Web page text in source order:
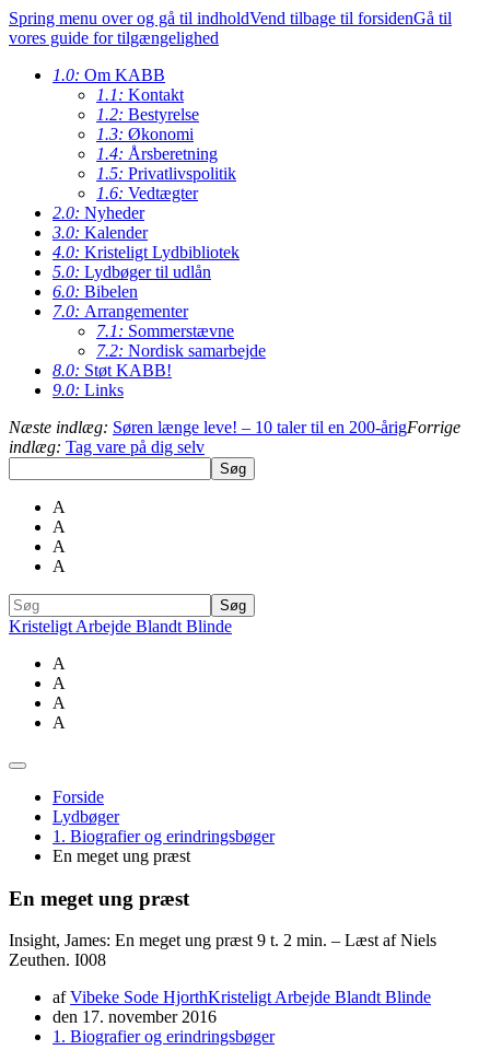
Spring menu over og gå til indholdVend tilbage til forsidenGå til
vores guide for tilgængelighed
1.0: Om KABB
1.1: Kontakt
1.2: Bestyrelse
1.3: Økonomi
1.4: Årsberetning
1.5: Privatlivspolitik
1.6: Vedtægter
2.0: Nyheder
3.0: Kalender
4.0: Kristeligt Lydbibliotek
5.0: Lydbøger til udlån
6.0: Bibelen
7.0: Arrangementer
7.1: Sommerstævne
7.2: Nordisk samarbejde
8.0: Støt KABB!
9.0: Links
Næste indlæg: Søren længe leve! – 10 taler til en 200-årigForrige
indlæg: Tag vare på dig selv
A
A
A
A
Kristeligt Arbejde Blandt Blinde
A
A
A
A
Forside
Lydbøger
1. Biografier og erindringsbøger
En meget ung præst
En meget ung præst
Insight, James: En meget ung præst 9 t. 2 min. – Læst af Niels
Zeuthen. I008
af Vibeke Sode HjorthKristeligt Arbejde Blandt Blinde
den 17. november 2016
1. Biografier og erindringsbøger